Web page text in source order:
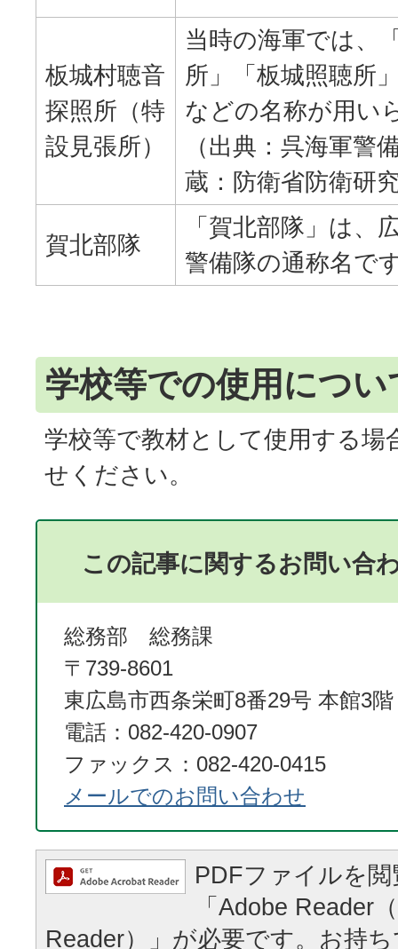
板城村聴音
探照所（特
設見張所）
当時の海軍では、
所」「板城照聴所
などの名称が用い
（出典：呉海軍警
蔵：防衛省防衛研
賀北部隊
「賀北部隊」は、
警備隊の通称名で
学校等での使用につい
学校等で教材として使用する場
せください。
この記事に関するお問い合
総務部 総務課
〒739-8601
東広島市西条栄町8番29号 本館3階
電話：082-420-0907
ファックス：082-420-0415
メールでのお問い合わせ
PDFファイルを
「Adobe Reader
Reader）」が必要です。お持